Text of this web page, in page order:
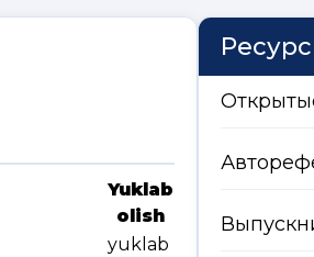
Yuklab
olish
yuklab